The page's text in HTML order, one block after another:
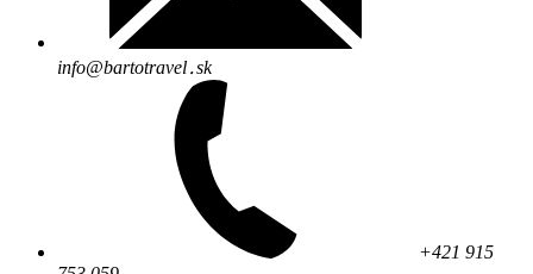
info@bartotravel․sk
+421 915